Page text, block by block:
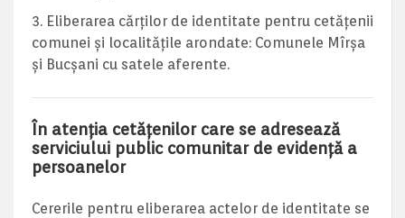
Eliberarea cărţilor de identitate pentru cetăţenii
comunei şi localitățile arondate: Comunele Mîrșa
și Bucșani cu satele aferente.
În atenția cetățenilor care se adresează
serviciului public comunitar de evidență a
persoanelor
Cererile pentru eliberarea actelor de identitate se